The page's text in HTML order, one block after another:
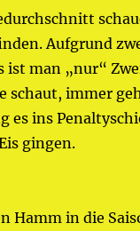
Aufgrund
ist man „nur“
schaut, immer
es ins
gingen.
Hamm in die